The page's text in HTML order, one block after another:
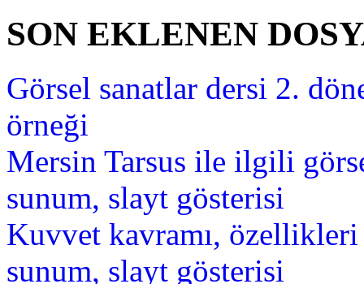
SON EKLENEN
Görsel sanatlar dersi 2.
örneği
Mersin Tarsus ile ilgili
sunum, slayt gösterisi
Kuvvet kavramı,
sunum, slayt gösterisi